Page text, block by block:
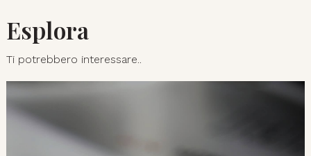
Esplora
Ti potrebbero interessare..